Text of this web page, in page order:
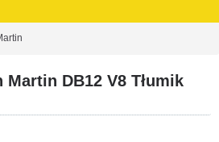
DB12 V8 Tłumik